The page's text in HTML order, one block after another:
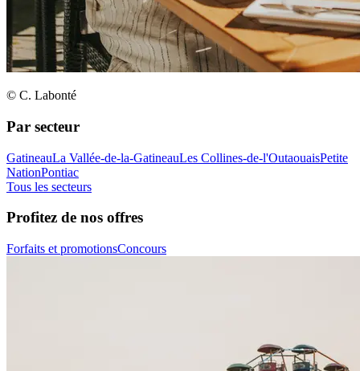
© C. Labonté
Par secteur
GatineauLa Vallée-de-la-GatineauLes Collines-de-l'OutaouaisPetite
NationPontiac
Tous les secteurs
Profitez de nos offres
Forfaits et promotionsConcours